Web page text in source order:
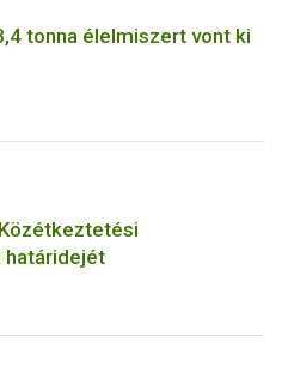
tonna élelmiszert vont ki
határidejét